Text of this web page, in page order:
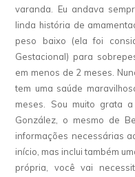
varanda. Eu andava
linda história de
peso baixo (ela foi
Gestacional) para
em menos de 2 meses.
tem uma saúde
meses. Sou muito grata
González, o mesmo de
informações necessárias
início, mas inclui também
própria, você vai